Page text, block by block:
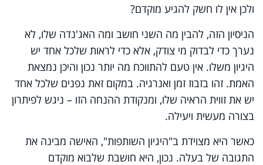
ולכן אין לו חשק להגיע מוקדם?
הניסיון הזה, להבין מה השני חושב ומה האג'נדה שלו, לא
נערך כדי לבדוק מי צודק, אלא כדי לראות שלכל אחד יש
היגיון משלו. אין טעם להתווכח מה יותר נכון והיכן נמצאת
האמת. זהו בזבוז זמן ואנרגיה. במקום זאת נפנים שלכל אחד
יש את זווית הראיה שלו, ומנקודת ההנחה הזו – ניגש לפיתרון
בצורה מעשית ויעילה.
כאשר היא מצוידת ב"היגיון השותפות", האישה מבינה את
התגובה של בעלה. נכון, היא חושבת שלבוא מוקדם